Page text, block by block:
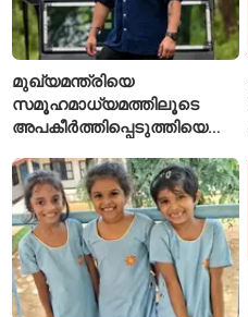
മുഖ്യമന്ത്രിയെ
സമൂഹമാധ്യമത്തിലൂടെ
അപകീർത്തിപ്പെടുത്തിയെന്ന്
ആയങ്കിക്കെതിരെ പുതിയ
കേസ്